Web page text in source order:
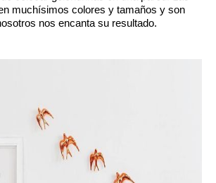
muchísimos colores y tamaños y son
nos encanta su resultado.